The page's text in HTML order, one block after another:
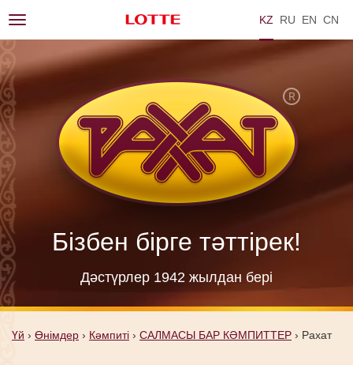
KZ RU EN ZH
Бізбен бірге тәттірек!
Дәстүрлер 1942 жылдан берi
Toggle
navigation
Үй › Өнімдер › Кәмпиті › САЛМАСЫ БАР КӘМПИТТЕР › Рахат